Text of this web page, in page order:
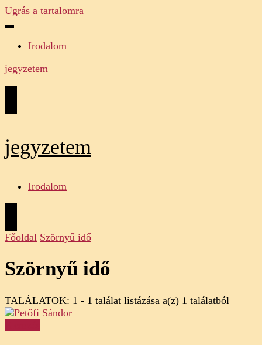
Ugrás a tartalomra
Irodalom
jegyzetem
jegyzetem
Irodalom
Főoldal Szörnyű idő
Szörnyű idő
TALÁLATOK: 1 - 1 találat listázása a(z) 1 találatból